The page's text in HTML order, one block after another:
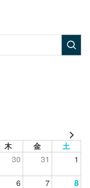
木 金 土
30 31
1
6 7 8